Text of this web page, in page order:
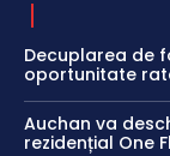
Decuplarea de
oportunitate
Auchan va
rezidențial One